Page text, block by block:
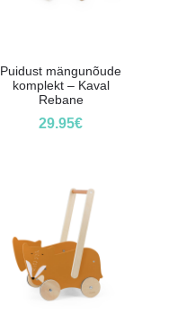
Puidust mängunõude
komplekt – Kaval
Rebane
29.95€